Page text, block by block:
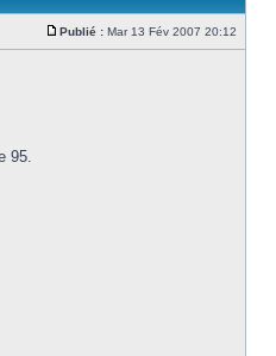
Publié : Mar 13 Fév 2007 20:12
95.